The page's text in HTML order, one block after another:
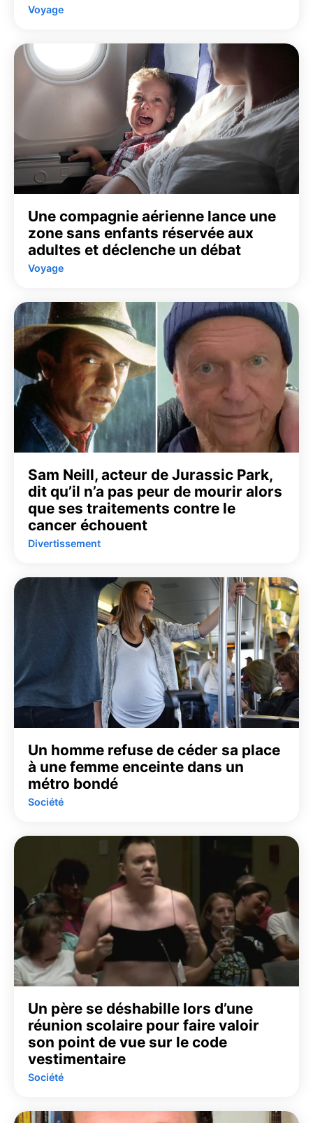
Voyage
Une compagnie aérienne lance une
zone sans enfants réservée aux
adultes et déclenche un débat
Voyage
Sam Neill, acteur de Jurassic Park,
dit qu’il n’a pas peur de mourir alors
que ses traitements contre le
cancer échouent
Divertissement
Un homme refuse de céder sa place
à une femme enceinte dans un
métro bondé
Société
Un père se déshabille lors d’une
réunion scolaire pour faire valoir
son point de vue sur le code
vestimentaire
Société